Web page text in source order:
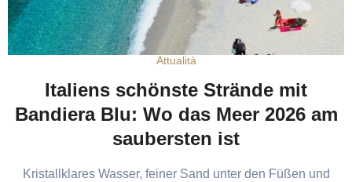
Attualità
Italiens schönste Strände mit
Bandiera Blu: Wo das Meer 2026 am
saubersten ist
Kristallklares Wasser, feiner Sand unter den Füßen und